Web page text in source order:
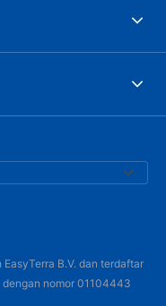
B.V. dan terdaftar
nomor 01104443